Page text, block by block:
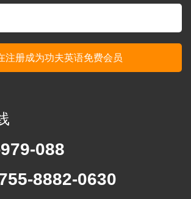
088
8882-0630